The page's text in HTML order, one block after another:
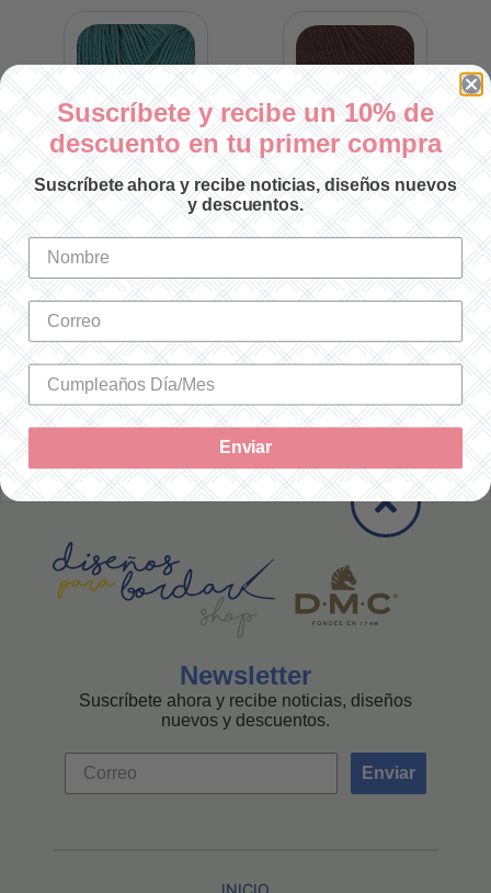
NATURA JUST COTTON N-504
SKU: 302504
$124.00 MXN
-
NATURA JUST COTTON N-502
SKU: 302502
SOLO ENVÍOS A LA REPÚBLICA
MEXICANA
Newsletter
Suscríbete ahora y recibe noticias, diseños
nuevos y descuentos.
Enviar
INICIO
Suscríbete y recibe un 10% de
descuento en tu primer compra
Suscríbete ahora y recibe noticias, diseños nuevos
y descuentos.
Enviar